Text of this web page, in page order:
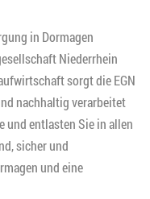
in Dormagen
Niederrhein
sorgt die EGN
nachhaltig verarbeitet
und entlasten Sie in allen
sicher und
und eine